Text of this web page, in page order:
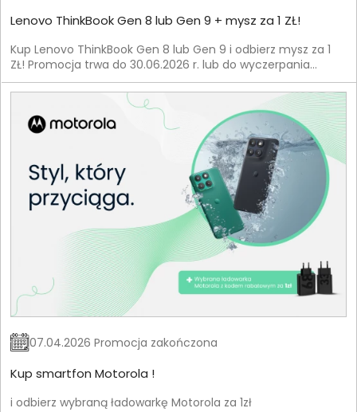
Lenovo ThinkBook Gen 8 lub Gen 9 + mysz za 1 ZŁ!
Kup Lenovo ThinkBook Gen 8 lub Gen 9 i odbierz mysz za 1
ZŁ! Promocja trwa do 30.06.2026 r. lub do wyczerpania
zapasów.
07.04.2026 Promocja zakończona
Kup smartfon Motorola !
i odbierz wybraną ładowarkę Motorola za 1zł